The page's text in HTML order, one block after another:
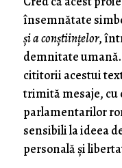
însemnătate
şi a conştiinţelor,
demnitate
cititorii acestui
trimită mesaje, cu
parlamentarilor
sensibili la ideea
personală şi